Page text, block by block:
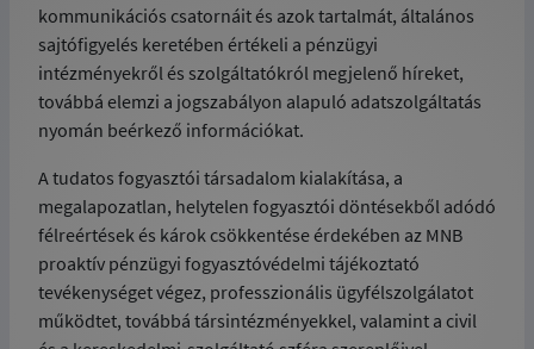
kommunikációs csatornáit és azok tartalmát, általános
sajtófigyelés keretében értékeli a pénzügyi
intézményekről és szolgáltatókról megjelenő híreket,
továbbá elemzi a jogszabályon alapuló adatszolgáltatás
nyomán beérkező információkat.
A tudatos fogyasztói társadalom kialakítása, a
megalapozatlan, helytelen fogyasztói döntésekből adódó
félreértések és károk csökkentése érdekében az MNB
proaktív pénzügyi fogyasztóvédelmi tájékoztató
tevékenységet végez, professzionális ügyfélszolgálatot
működtet, továbbá társintézményekkel, valamint a civil